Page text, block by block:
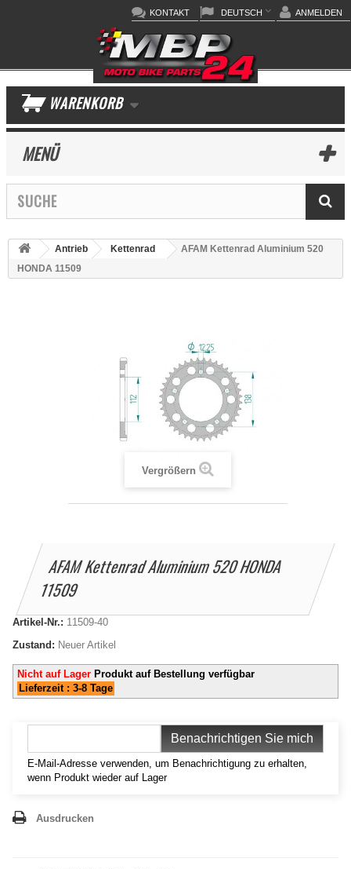
ANMELDEN
DEUTSCH
KONTAKT
WARENKORB
MENÜ
Antrieb Kettenrad
AFAM Kettenrad Aluminium 520
HONDA 11509
Vergrößern
AFAM Kettenrad Aluminium 520 HONDA
11509
Artikel-Nr.: 11509-40
Zustand: Neuer Artikel
Nicht auf Lager Produkt auf Bestellung verfügbar
Lieferzeit : 3-8 Tage
Benachrichtigen Sie mich
E-Mail-Adresse verwenden, um Benachrichtigung zu erhalten,
wenn Produkt wieder auf Lager
Ausdrucken